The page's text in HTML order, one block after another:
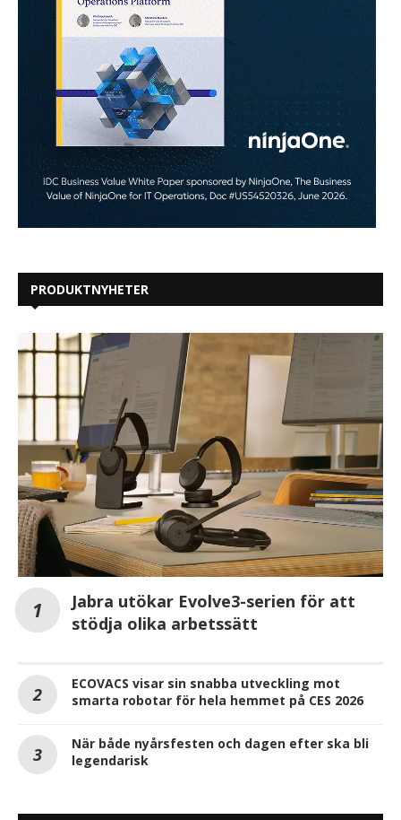
PRODUKTNYHETER
Jabra utökar Evolve3-serien för att
stödja olika arbetssätt
ECOVACS visar sin snabba utveckling mot
smarta robotar för hela hemmet på CES 2026
När både nyårsfesten och dagen efter ska bli
legendarisk